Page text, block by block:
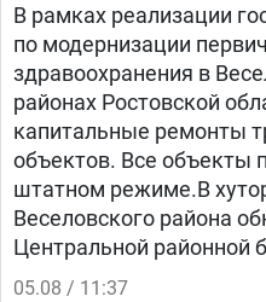
В рамках реализации
по модернизации
здравоохранения в
районах Ростовской
капитальные ремонты
объектов. Все объекты
штатном режиме.В
Веселовского района
Центральной районной
05.08 / 11:37